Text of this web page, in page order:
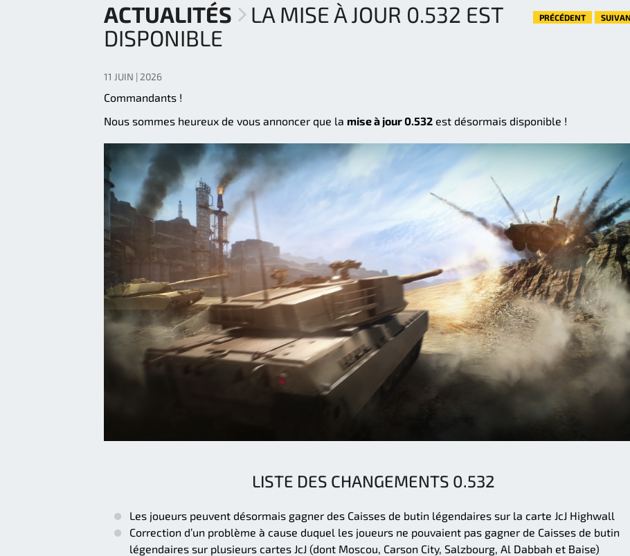
ACTUALITÉS
LA MISE À JOUR 0.532 EST
DISPONIBLE
PRÉCÉDENT
11 JUIN | 2026
Commandants !
Nous sommes heureux de vous annoncer que la mise à jour 0.532 est désormais disponible !
LISTE DES CHANGEMENTS 0.532
Les joueurs peuvent désormais gagner des Caisses de butin légendaires sur la carte JcJ Highwall
Correction d’un problème à cause duquel les joueurs ne pouvaient pas gagner de Caisses de butin
légendaires sur plusieurs cartes JcJ (dont Moscou, Carson City, Salzbourg, Al Dabbah et Baise)